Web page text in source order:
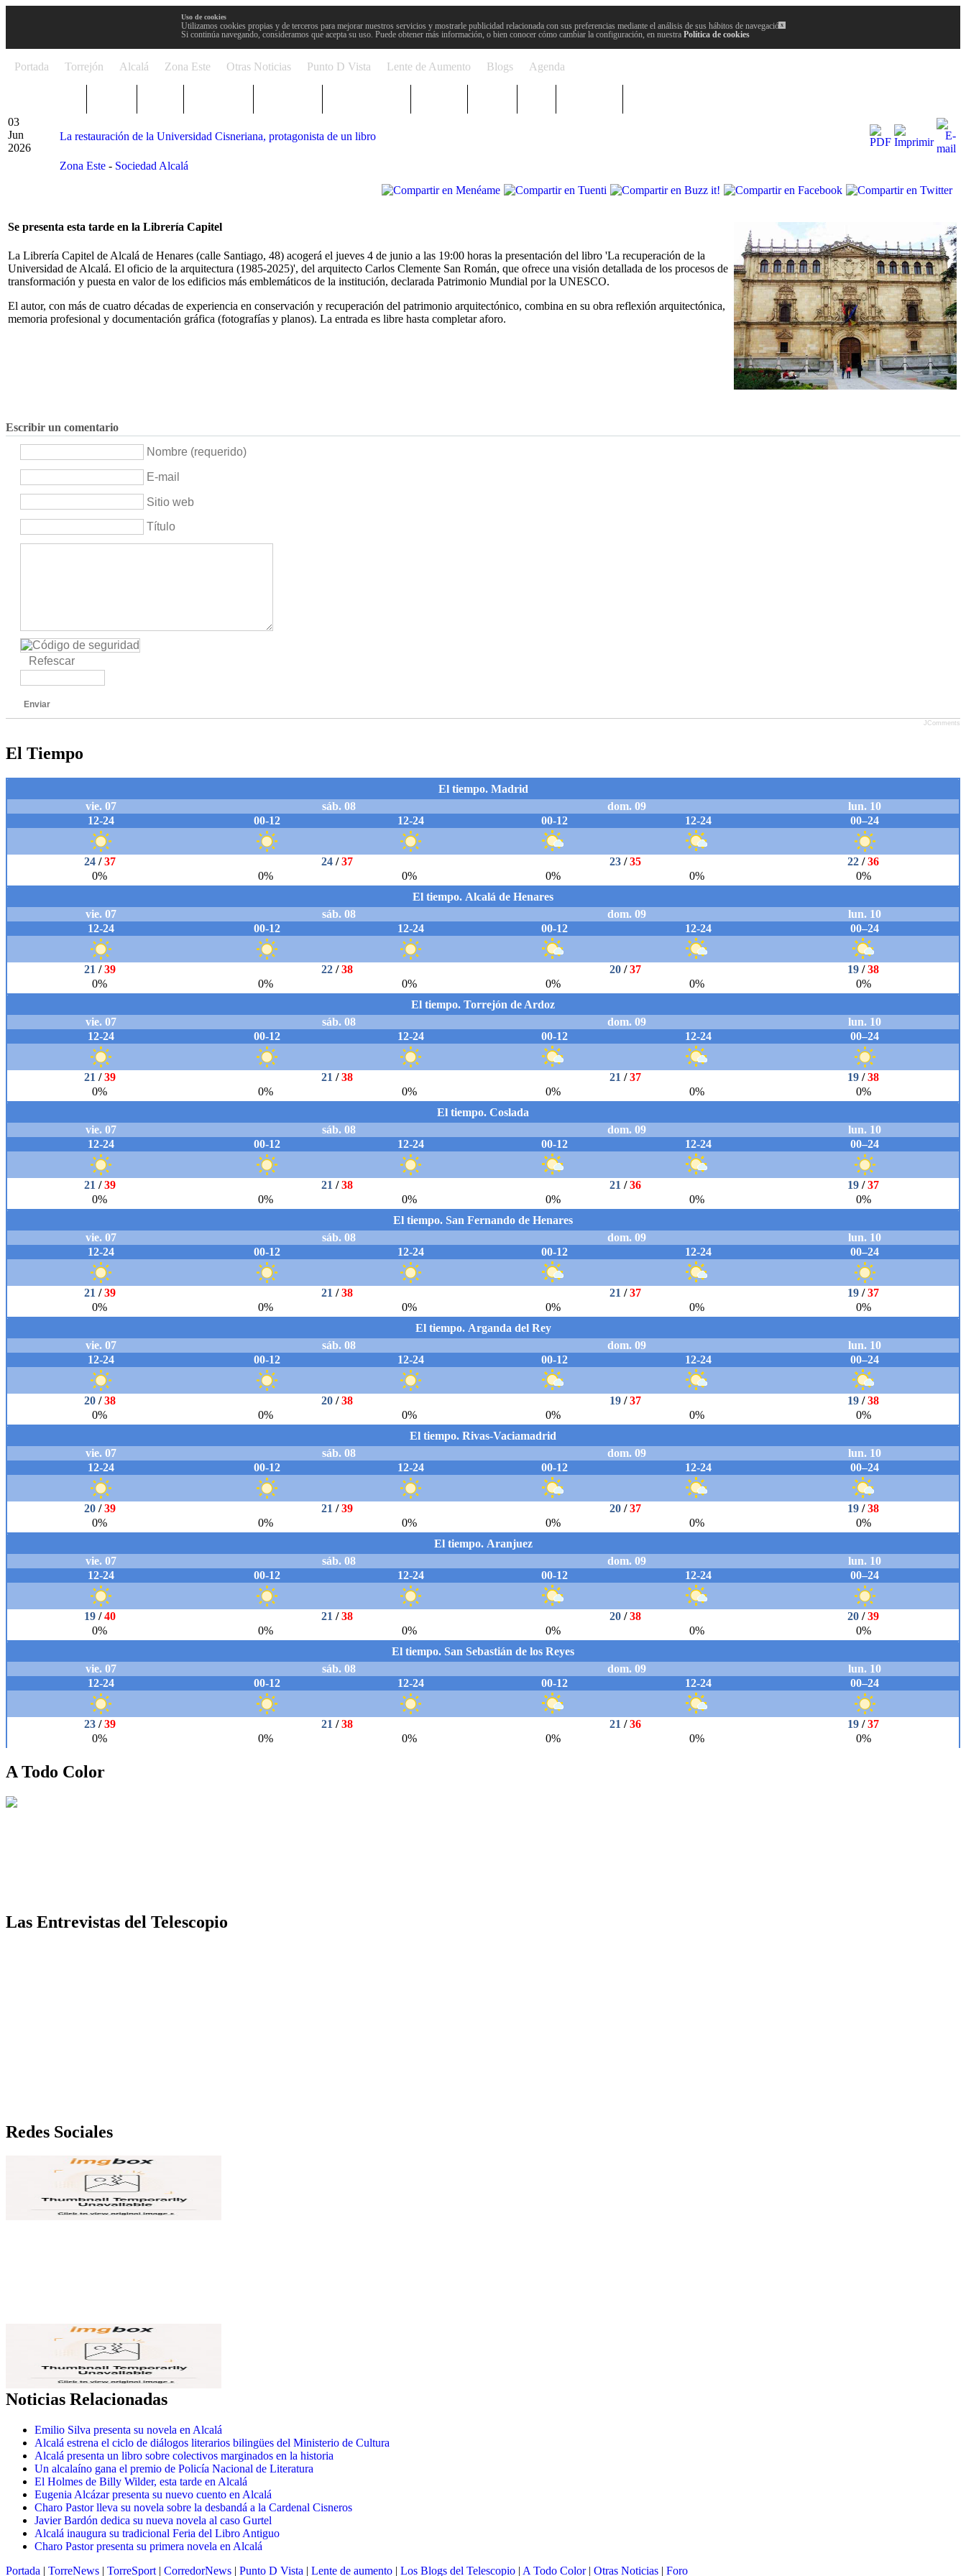
x
Uso de cookies
Utilizamos cookies propias y de terceros para mejorar nuestros servicios y mostrarle publicidad relacionada con sus preferencias mediante el análisis de sus hábitos de navegación.
Si continúa navegando, consideramos que acepta su uso. Puede obtener más información, o bien conocer cómo cambiar la configuración, en nuestra Política de cookies
Portada Torrejón Alcalá Zona Este Otras Noticias Punto D Vista Lente de Aumento Blogs Agenda
03
Jun
2026
La restauración de la Universidad Cisneriana, protagonista de un libro
Zona Este - Sociedad Alcalá
Se presenta esta tarde en la Librería Capitel
La Librería Capitel de Alcalá de Henares (calle Santiago, 48) acogerá el jueves 4 de junio a las 19:00 horas la presentación del libro 'La recuperación de la
Universidad de Alcalá. El oficio de la arquitectura (1985-2025)', del arquitecto Carlos Clemente San Román, que ofrece una visión detallada de los procesos de
transformación y puesta en valor de los edificios más emblemáticos de la institución, declarada Patrimonio Mundial por la UNESCO.
El autor, con más de cuatro décadas de experiencia en conservación y recuperación del patrimonio arquitectónico, combina en su obra reflexión arquitectónica,
memoria profesional y documentación gráfica (fotografías y planos). La entrada es libre hasta completar aforo.
Escribir un comentario
Nombre (requerido)
E-mail
Sitio web
Título
Refescar
Enviar
JComments
El Tiempo
A Todo Color
Las Entrevistas del Telescopio
Redes Sociales
Noticias Relacionadas
Emilio Silva presenta su novela en Alcalá
Alcalá estrena el ciclo de diálogos literarios bilingües del Ministerio de Cultura
Alcalá presenta un libro sobre colectivos marginados en la historia
Un alcalaíno gana el premio de Policía Nacional de Literatura
El Holmes de Billy Wilder, esta tarde en Alcalá
Eugenia Alcázar presenta su nuevo cuento en Alcalá
Charo Pastor lleva su novela sobre la desbandá a la Cardenal Cisneros
Javier Bardón dedica su nueva novela al caso Gurtel
Alcalá inaugura su tradicional Feria del Libro Antiguo
Charo Pastor presenta su primera novela en Alcalá
Portada | TorreNews | TorreSport | CorredorNews | Punto D Vista | Lente de aumento | Los Blogs del Telescopio | A Todo Color| Otras Noticias | Foro